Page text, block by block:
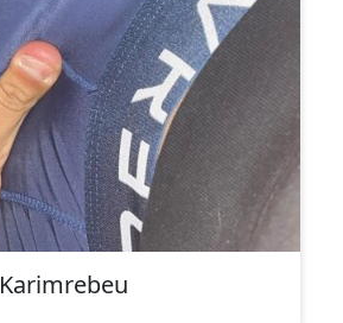
Karimrebeu